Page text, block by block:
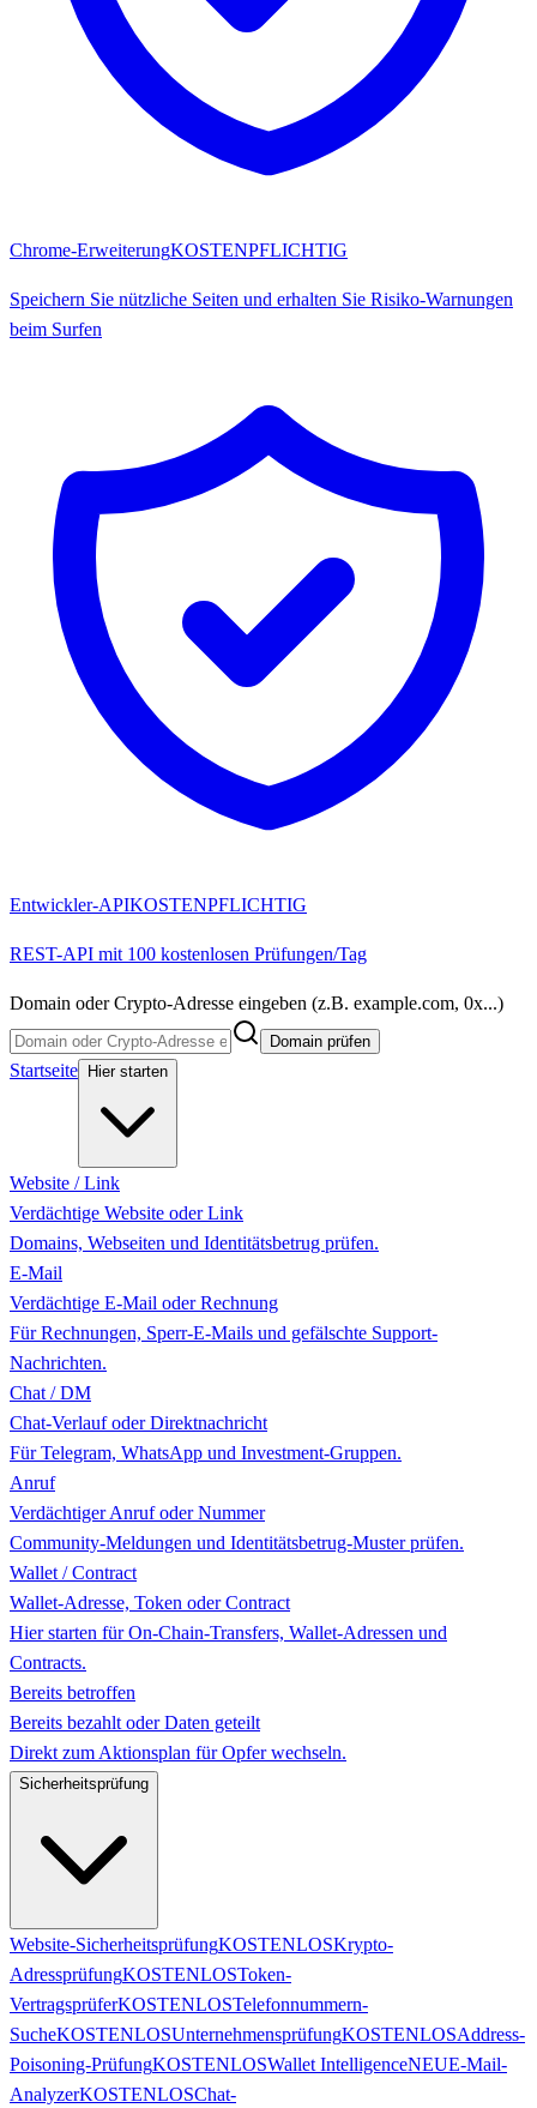
Chrome-ErweiterungKOSTENPFLICHTIG
Speichern Sie nützliche Seiten und erhalten Sie Risiko-Warnungen
beim Surfen
Entwickler-APIKOSTENPFLICHTIG
REST-API mit 100 kostenlosen Prüfungen/Tag
Domain oder Crypto-Adresse eingeben (z.B. example.com, 0x...)
Domain prüfen
Startseite Hier starten
Website / Link
Verdächtige Website oder Link
Domains, Webseiten und Identitätsbetrug prüfen.
E-Mail
Verdächtige E-Mail oder Rechnung
Für Rechnungen, Sperr-E-Mails und gefälschte Support-
Nachrichten.
Chat / DM
Chat-Verlauf oder Direktnachricht
Für Telegram, WhatsApp und Investment-Gruppen.
Anruf
Verdächtiger Anruf oder Nummer
Community-Meldungen und Identitätsbetrug-Muster prüfen.
Wallet / Contract
Wallet-Adresse, Token oder Contract
Hier starten für On-Chain-Transfers, Wallet-Adressen und
Contracts.
Bereits betroffen
Bereits bezahlt oder Daten geteilt
Direkt zum Aktionsplan für Opfer wechseln.
Sicherheitsprüfung
Website-SicherheitsprüfungKOSTENLOSKrypto-
AdressprüfungKOSTENLOSToken-
VertragsprüferKOSTENLOSTelefonnummern-
SucheKOSTENLOSUnternehmensprüfungKOSTENLOSAddress-
Poisoning-PrüfungKOSTENLOSWallet IntelligenceNEUE-Mail-
AnalyzerKOSTENLOSChat-